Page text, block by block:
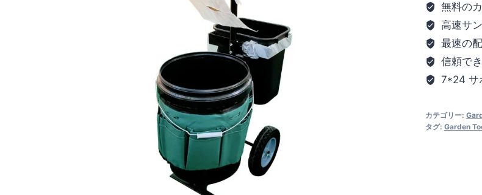
無料の
高速サ
最速の配
信頼で
7*24 サ
カテゴリー:
タグ: Garden